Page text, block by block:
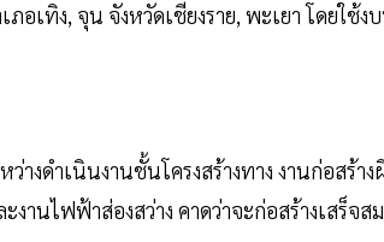
เทิง, จุน จังหวัดเชียงราย, พะเยา โดยใช้ง
างดำเนินงานชั้นโครงสร้างทาง งานก่อสร้า
านไฟฟ้าส่องสว่าง คาดว่าจะก่อสร้างเสร็จ